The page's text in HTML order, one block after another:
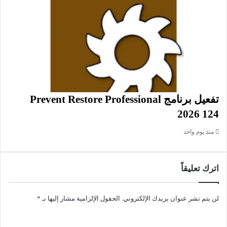
يتميز برنامج فتور بخفة الوزن، يستهلك القليل من موارد المعالج
وموارد الذاكرة العشوائية، يدعم جميع إصدارات ويندوز، ويتميز أيضا
بسهولة وسرعة الاستجابة عند الاستخدام، في متناول جميع
المستخدمين المبتدئين والمحترفين، وهو تطبيق مجاني ومميز، صمم
بإتقان لإضافة بعض الرتوشات والمؤثرات الجميلة على الصور، وذلك
من أجل التعديل على الصور وتحسين لتبدو بشاكلة أفضل وبدقة عالية
وتزيينها بالإطارات المختلفة قبل طباعتها. وبعد الانتهاء من تحرير
الصور والتعديل عليها، يمكنك مشاركتها مع الأصدقاء والعائلة من
خلال الانترنت عبر مواقع التواصل الاجتماعي مثل واتساب وفيس
العنوان: Fotor 4.9.8
اسم الملف:
تفعيل برنامج Prevent Restore Professional
2026 124
منذ يوم واحد
اترك تعليقاً
لن يتم نشر عنوان بريدك الإلكتروني. الحقول الإلزامية مشار إليها بـ *